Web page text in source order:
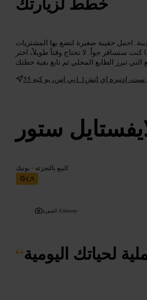
احمل حقيبة صغيرة لتضع بها المشتريات
ستسافر جواً. لا تحتاج وقتاً طويلاً، اختر
إدنبره إي إتش1 1بي إس، يو كيه
ستور
البيع بالتجزئة • بوتيك
٤٫٩
الصورة /Lifestory
“لحياتك اليومية